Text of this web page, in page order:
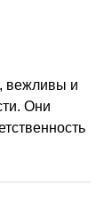
вежливы и
Они